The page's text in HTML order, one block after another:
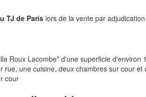
TJ de Paris lors de la vente par
Roux Lacombe" d'une superficie d'environ
rue, une cuisine, deux chambres sur cour
cour